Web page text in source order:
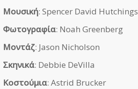
Μουσική: Spencer David Hutchings
Φωτογραφία: Noah Greenberg
Μοντάζ: Jason Nicholson
Σκηνικά: Debbie DeVilla
Κοστούμια: Astrid Brucker